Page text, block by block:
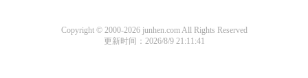
Copyright © 2000-2026 junhen.com All Rights Reserved
更新时间：2026/8/9 21:11:41